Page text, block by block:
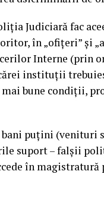
Judiciară fac
în „ofițeri” și
Interne (prin
instituții
bune condiții,
bani puțini
suport – falșii
în